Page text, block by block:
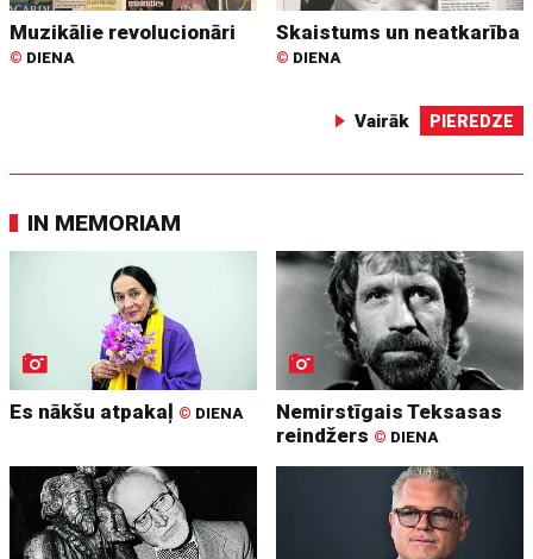
Muzikālie revolucionāri
© DIENA
Skaistums un neatkarība
© DIENA
Vairāk PIEREDZE
IN MEMORIAM
Es nākšu atpakaļ © DIENA
Nemirstīgais Teksasas
reindžers © DIENA